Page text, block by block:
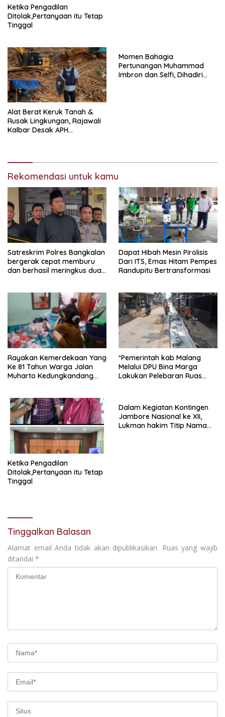
Ketika Pengadilan
Ditolak,Pertanyaan itu Tetap
Tinggal
Alat Berat Keruk Tanah &
Rusak Lingkungan, Rajawali
Kalbar Desak APH
Momen Bahagia
Pertunangan Muhammad
Imbron dan Selfi, Dihadiri
Rekomendasi untuk kamu
Satreskrim Polres Bangkalan
bergerak cepat memburu
dan berhasil meringkus dua
Sidoarjo dan HP (25) warga
Tulungagung.
Dapat Hibah Mesin Pirolisis
Dari ITS, Emas Hitam Pempes
Randupitu Bertransformasi
Rayakan Kemerdekaan Yang
Ke 81 Tahun Warga Jalan
Muharto Kedungkandang
*Pemerintah kab Malang
Melalui DPU Bina Marga
Lakukan Pelebaran Ruas
Ketika Pengadilan
Ditolak,Pertanyaan itu Tetap
Tinggal
Dalam Kegiatan Kontingen
Jambore Nasional ke XII,
Lukman hakim Titip Nama
Tinggalkan Balasan
Alamat email Anda tidak akan dipublikasikan. Ruas yang wajib
ditandai *